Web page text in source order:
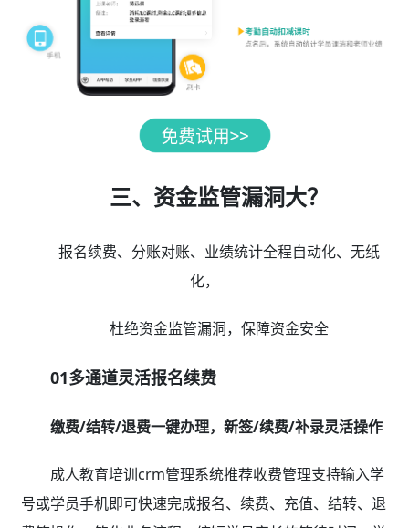
三、资金监管漏洞大？
报名续费、分账对账、业绩统计全程自动化、无纸
化，
杜绝资金监管漏洞，保障资金安全
01多通道灵活报名续费
缴费/结转/退费一键办理，新签/续费/补录灵活操作
成人教育培训crm管理系统推荐收费管理支持输入学
号或学员手机即可快速完成报名、续费、充值、结转、退